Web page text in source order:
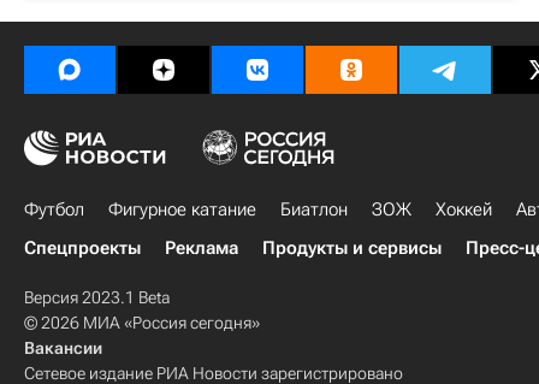
Футбол Фигурное катание Биатлон ЗОЖ Хоккей
Спецпроекты
Реклама Продукты и сервисы Пресс-
Версия 2023.1 Beta
© 2026 МИА «Россия сегодня»
Вакансии
Сетевое издание РИА Новости зарегистрировано